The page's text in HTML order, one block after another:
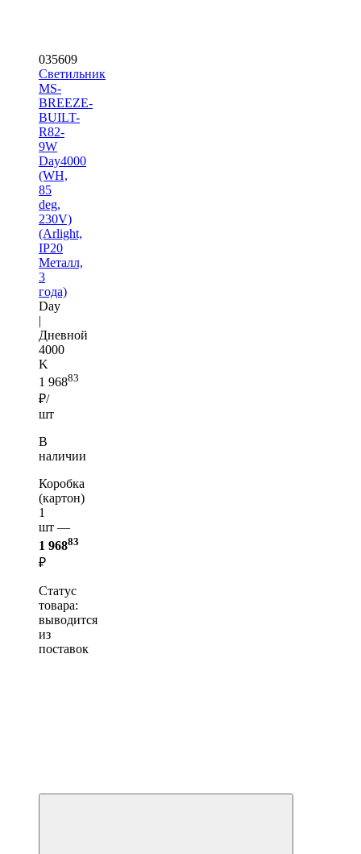
035609
Светильник
MS-
BREEZE-
BUILT-
R82-
9W
Day4000
(WH,
85
deg,
230V)
(Arlight,
IP20
Металл,
3
года)
Day
|
Дневной
4000
K
1 96883
₽/
шт
В
наличии
Коробка
(картон)
1
шт —
1 96883
₽
Статус
товара:
выводится
из
поставок